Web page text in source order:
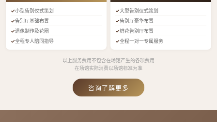
小型告别仪式策划
告别厅基础布置
遗像制作及花圈
全程专人陪同指导
大型告别仪式策划
告别厅豪华布置
鲜花告别厅布置
全程一对一专属服务
以上服务费用不包含在场馆产生的各项费用
在场馆实际消费以场馆标准为准
咨询了解更多